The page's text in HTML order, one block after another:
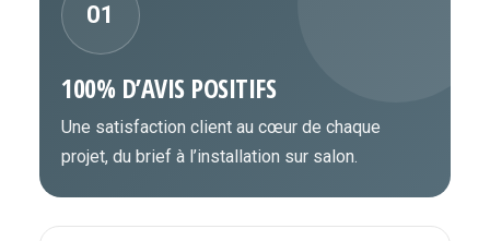
01
100% D’AVIS POSITIFS
Une satisfaction client au cœur de chaque
projet, du brief à l’installation sur salon.